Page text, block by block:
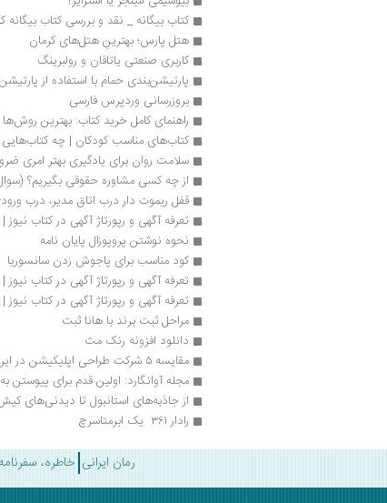
کتاب بیگانه _ نقد و بررسی کتاب بیگانه
هتل پارس؛ بهترینِ هتل‌های کرمان
کاربری صنعتی یاتاقان و رولبرینگ
پارتیشن‌بندی حمام با استفاده از
بروزرسانی وردپرس فارسی
راهنمای کامل خرید کتاب: بهترین
کتاب‌های مناسب کودکان | چه کتاب‌هایی
سلامت روان برای یادگیری بهتر امری
از چه کسی مشاوره حقوقی بگیریم؟
قفل ریموت دار درب اتاق مدیر، درب
تعرفه آگهی و رپورتاژ آگهی در کتاب نیوز | 1405
نحوه نوشتن پروپوزال پایان نامه
کود مناسب برای پاجوش زدن سانسوریا
تعرفه آگهی و رپورتاژ آگهی در کتاب نیوز | 1400
تعرفه آگهی و رپورتاژ آگهی در کتاب نیوز | 1401
مراحل ثبت برند با هانا ثبت
دانلود افزونه رنک مث
مقایسه ۵ شرکت طراحی اپلیکیشن در ایران
مجله‌ آوانگارد: اولین قدم برای پیوستن
از جاذبه‌های استانبول تا دیدنی‌های
رادار ۳۶۱  یک ابرمتاسرچ
رمان ایرانی خاطره،